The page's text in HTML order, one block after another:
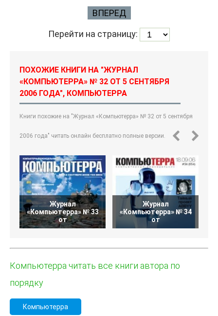
ВПЕРЕД
Перейти на страницу:
ПОХОЖИЕ КНИГИ НА "ЖУРНАЛ
«КОМПЬЮТЕРРА» № 32 ОТ 5 СЕНТЯБРЯ
2006 ГОДА", КОМПЬЮТЕРРА
Книги похожие на "Журнал «Компьютерра» № 32 от 5 сентября
2006 года" читать онлайн бесплатно полные версии.
Журнал
«Компьютерра» № 33
от
Журнал
«Компьютерра» № 34
от
Компьютерра читать все книги автора по
порядку
Компьютерра